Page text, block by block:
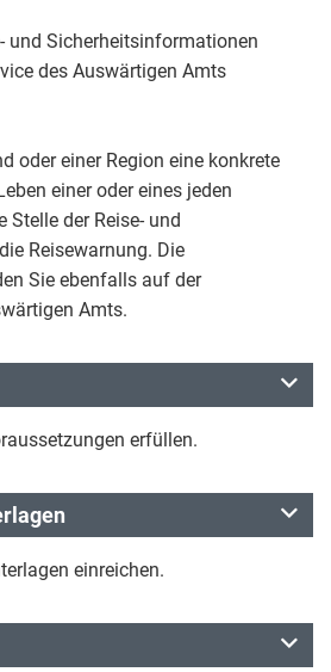
und Sicherheitsinformationen
des Auswärtigen Amts
oder einer Region eine konkrete
einer oder eines jeden
Stelle der Reise- und
Reisewarnung. Die
Sie ebenfalls auf der
Amts.
erfüllen.
einreichen.